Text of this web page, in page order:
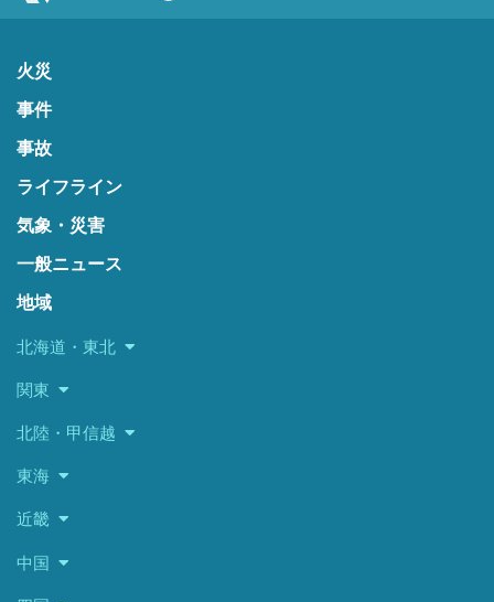
火災
事件
事故
ライフライン
気象・災害
一般ニュース
地域
北海道・東北
関東
北陸・甲信越
東海
近畿
中国